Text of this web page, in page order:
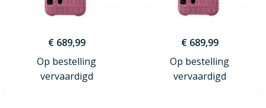
€ 689,99
Op bestelling
vervaardigd
€ 689,99
Op bestelling
vervaardigd